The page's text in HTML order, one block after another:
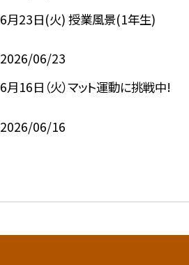
6月23日(火) 授業風景(1年生)
2026/06/23
6月16日（火）マット運動に挑戦中!
2026/06/16